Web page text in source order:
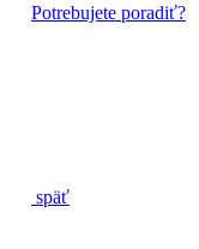
Potrebujete poradiť?
späť